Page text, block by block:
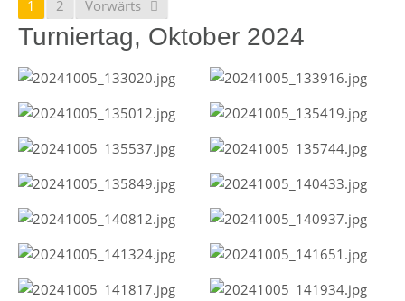
1 2 Vorwärts
Turniertag, Oktober 2024